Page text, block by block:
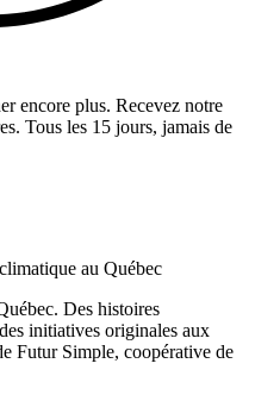
encore plus. Recevez notre
Tous les 15 jours, jamais de
Des histoires
initiatives originales aux
Futur Simple, coopérative de